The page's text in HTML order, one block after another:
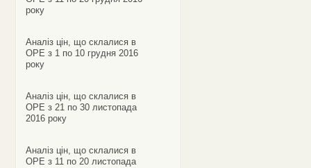
року
Аналіз цін, що склалися в
ОРЕ з 1 по 10 грудня 2016
року
Аналіз цін, що склалися в
ОРЕ з 21 по 30 листопада
2016 року
Аналіз цін, що склалися в
ОРЕ з 11 по 20 листопада